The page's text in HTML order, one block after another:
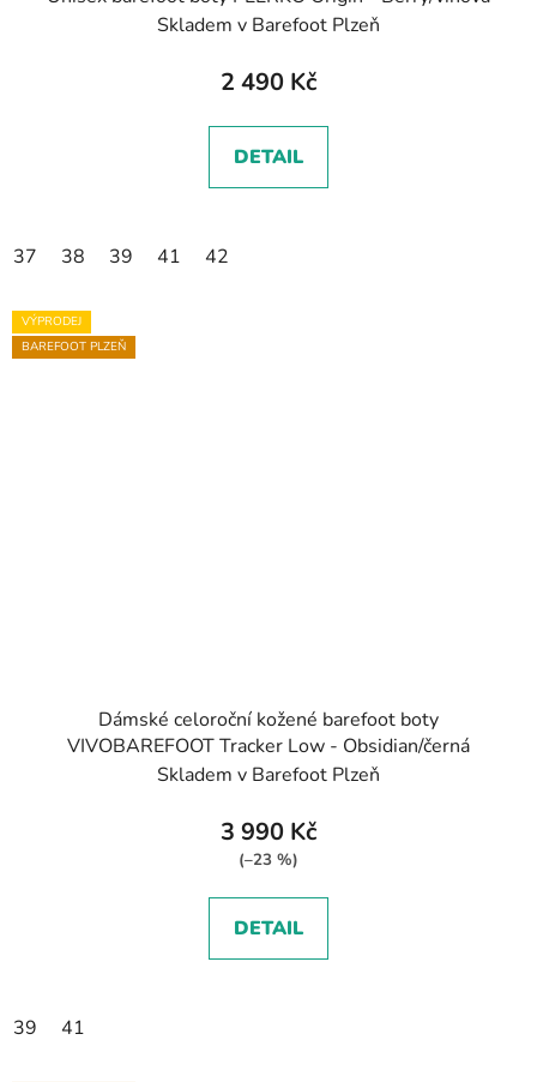
Skladem v Barefoot Plzeň
2 490 Kč
DETAIL
37 38 39 41 42
VÝPRODEJ
BAREFOOT PLZEŇ
Dámské celoroční kožené barefoot boty
VIVOBAREFOOT Tracker Low - Obsidian/černá
Skladem v Barefoot Plzeň
3 990 Kč
(–23 %)
DETAIL
39 41